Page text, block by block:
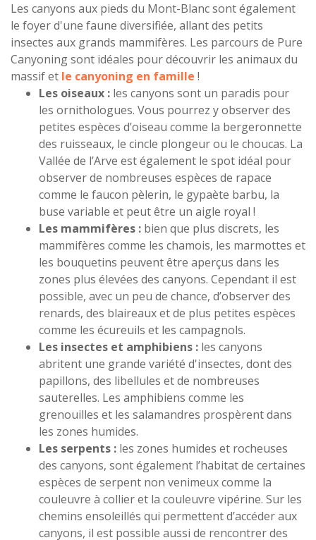
Les canyons aux pieds du Mont-Blanc sont également
le foyer d'une faune diversifiée, allant des petits
insectes aux grands mammifères. Les parcours de Pure
Canyoning sont idéales pour découvrir les animaux du
massif et le canyoning en famille !
Les oiseaux : les canyons sont un paradis pour
les ornithologues. Vous pourrez y observer des
petites espèces d’oiseau comme la bergeronnette
des ruisseaux, le cincle plongeur ou le choucas. La
Vallée de l’Arve est également le spot idéal pour
observer de nombreuses espèces de rapace
comme le faucon pèlerin, le gypaète barbu, la
buse variable et peut être un aigle royal !
Les mammifères : bien que plus discrets, les
mammifères comme les chamois, les marmottes et
les bouquetins peuvent être aperçus dans les
zones plus élevées des canyons. Cependant il est
possible, avec un peu de chance, d’observer des
renards, des blaireaux et de plus petites espèces
comme les écureuils et les campagnols.
Les insectes et amphibiens : les canyons
abritent une grande variété d'insectes, dont des
papillons, des libellules et de nombreuses
sauterelles. Les amphibiens comme les
grenouilles et les salamandres prospèrent dans
les zones humides.
Les serpents : les zones humides et rocheuses
des canyons, sont également l’habitat de certaines
espèces de serpent non venimeux comme la
couleuvre à collier et la couleuvre vipérine. Sur les
chemins ensoleillés qui permettent d’accéder aux
canyons, il est possible aussi de rencontrer des